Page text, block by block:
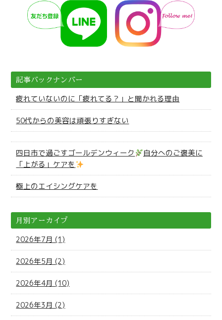
記事バックナンバー
疲れていないのに「疲れてる？」と聞かれる理由
50代からの美容は頑張りすぎない
四日市で過ごすゴールデンウィーク
自分へのご褒美に
「上がる」ケアを
極上のエイシングケアを
月別アーカイブ
2026年7月 (1)
2026年5月 (2)
2026年4月 (10)
2026年3月 (2)